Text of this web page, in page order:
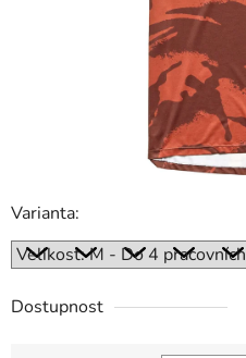
Varianta:
Dostupnost